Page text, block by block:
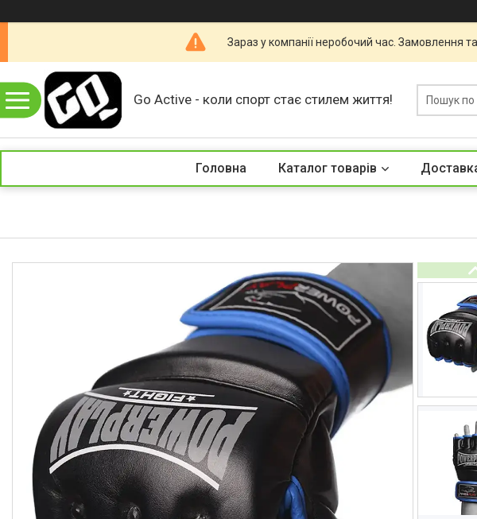
Зараз у компанії неробочий час. Замовлення
Go Active - коли спорт стає стилем життя!
Головна Каталог товарів